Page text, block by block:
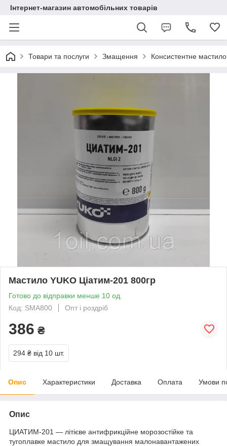
Інтернет-магазин автомобільних товарів
Товари та послуги Змащення Консистентне мастило
Мастило YUKO Ціатим-201 800гр
Готово до відправки менше 10 од.
Код: SMA800
Опт і роздріб
386 ₴
294 ₴ від 10 шт.
Опис Характеристики Доставка Оплата Умови
Опис
ЦИАТИМ-201 — літієве антифрикційне морозостійке та
тугоплавке мастило для змащування малонавантажених